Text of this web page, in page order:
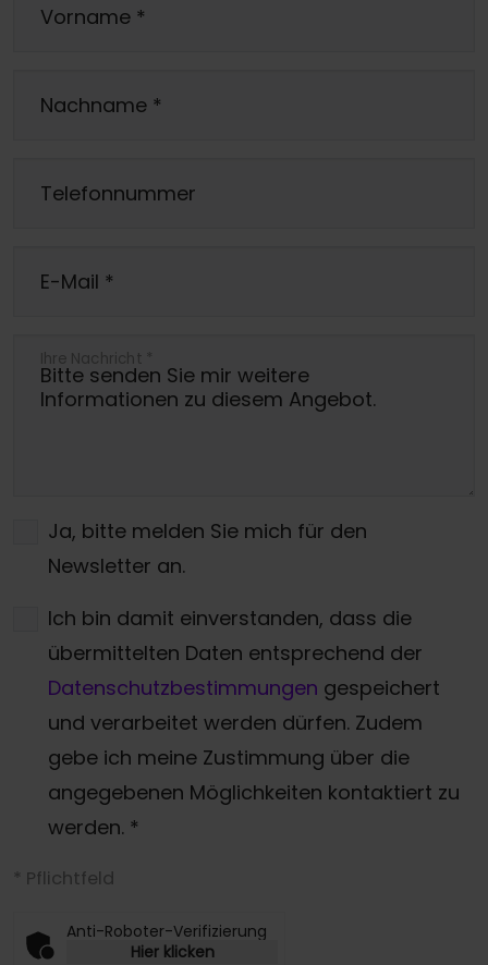
Vorname *
Nachname *
Telefonnummer
E-Mail *
Ihre Nachricht *
Ja, bitte melden Sie mich für den
Newsletter an.
Ich bin damit einverstanden, dass die
übermittelten Daten entsprechend der
Datenschutzbestimmungen gespeichert
und verarbeitet werden dürfen. Zudem
gebe ich meine Zustimmung über die
angegebenen Möglichkeiten kontaktiert zu
werden. *
* Pflichtfeld
Anti-Roboter-Verifizierung
Hier klicken